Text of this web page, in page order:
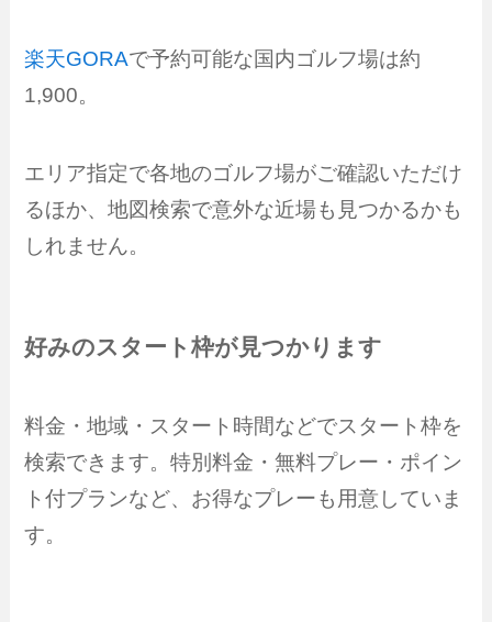
楽天GORAで予約可能な国内ゴルフ場は約
1,900。
エリア指定で各地のゴルフ場がご確認いただけ
るほか、地図検索で意外な近場も見つかるかも
しれません。
好みのスタート枠が見つかります
料金・地域・スタート時間などでスタート枠を
検索できます。特別料金・無料プレー・ポイン
ト付プランなど、お得なプレーも用意していま
す。